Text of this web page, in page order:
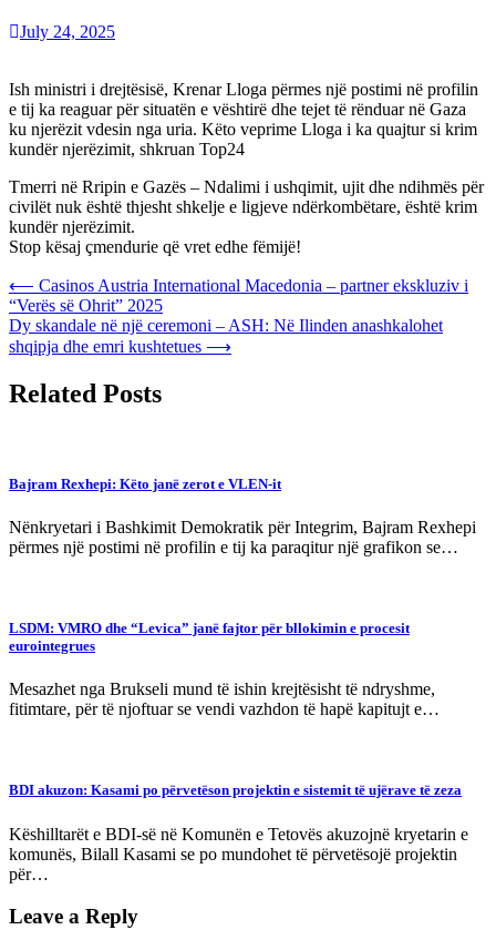
July 24, 2025
Ish ministri i drejtësisë, Krenar Lloga përmes një postimi në profilin
e tij ka reaguar për situatën e vështirë dhe tejet të rënduar në Gaza
ku njerëzit vdesin nga uria. Këto veprime Lloga i ka quajtur si krim
kundër njerëzimit, shkruan Top24
Tmerri në Rripin e Gazës – Ndalimi i ushqimit, ujit dhe ndihmës për
civilët nuk është thjesht shkelje e ligjeve ndërkombëtare, është krim
kundër njerëzimit.
Stop kësaj çmendurie që vret edhe fëmijë!
Post
navigation
⟵ Casinos Austria International Macedonia – partner ekskluziv i
“Verës së Ohrit” 2025
Dy skandale në një ceremoni – ASH: Në Ilinden anashkalohet
shqipja dhe emri kushtetues ⟶
Related Posts
Bajram Rexhepi: Këto janë zerot e VLEN-it
Nënkryetari i Bashkimit Demokratik për Integrim, Bajram Rexhepi
përmes një postimi në profilin e tij ka paraqitur një grafikon se…
LSDM: VMRO dhe “Levica” janë fajtor për bllokimin e procesit
eurointegrues
Mesazhet nga Brukseli mund të ishin krejtësisht të ndryshme,
fitimtare, për të njoftuar se vendi vazhdon të hapë kapitujt e…
BDI akuzon: Kasami po përvetëson projektin e sistemit të ujërave të zeza
Këshilltarët e BDI-së në Komunën e Tetovës akuzojnë kryetarin e
komunës, Bilall Kasami se po mundohet të përvetësojë projektin
për…
Leave a Reply